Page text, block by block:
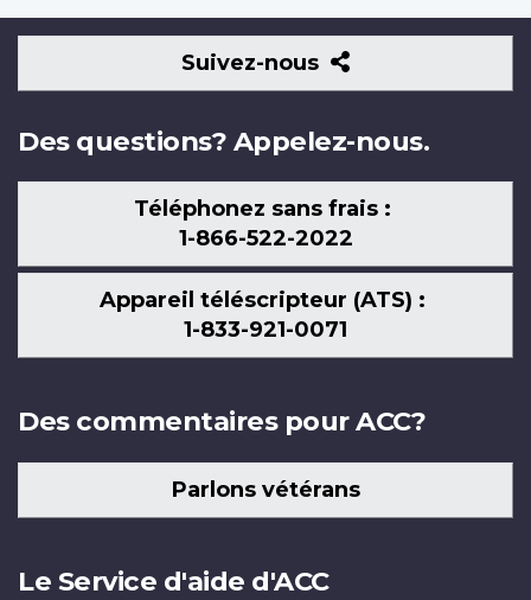
Suivez-nous
Suivez-
nous
Des questions? Appelez-nous.
Téléphonez sans frais :
1-866-522-2022
Appareil téléscripteur (ATS) :
1-833-921-0071
Des commentaires pour ACC?
Parlons vétérans
Le Service d'aide d'ACC